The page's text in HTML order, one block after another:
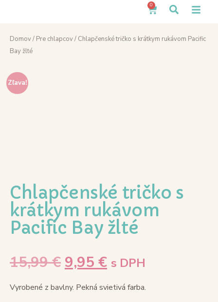
0
Domov/ Pre chlapcov/ Chlapčenské tričko s krátkym rukávom Pacific
Bay žlté
Zľava!
Chlapčenské tričko s
krátkym rukávom
Pacific Bay žlté
15,99€ 9,95 € s DPH
Vyrobené z bavlny. Pekná svietivá farba.